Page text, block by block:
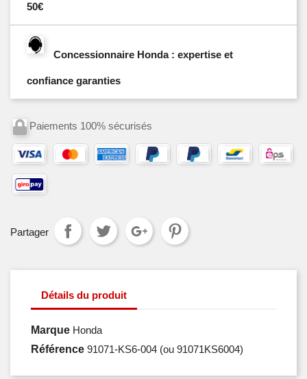
50€
Concessionnaire Honda : expertise et
confiance garanties
Paiements 100% sécurisés
Partager
Détails du produit
Marque Honda
Référence 91071-KS6-004 (ou 91071KS6004)